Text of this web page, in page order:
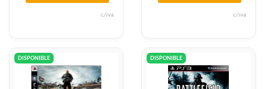
c/iva c/iva
DISPONIBLE DISPONIBLE